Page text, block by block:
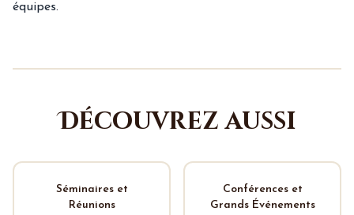
équipes.
Découvrez aussi
Séminaires et
Réunions
Conférences et
Grands Événements